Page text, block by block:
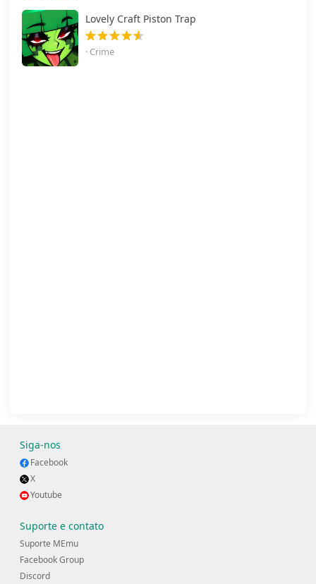
Lovely Craft Piston Trap
· Crime
Siga-nos
Facebook
X
Youtube
Suporte e contato
Suporte MEmu
Facebook Group
Discord